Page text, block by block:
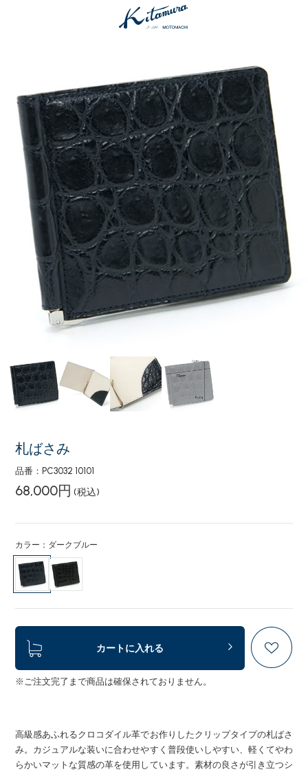
札ばさみ
品番：PC3032 10101
68,000円 (税込)
カラー：ダークブルー
カートに入れる
※ご注文完了まで商品は確保されておりません。
高級感あふれるクロコダイル革でお作りしたクリップタイプの札ばさ
み。カジュアルな装いに合わせやすく普段使いしやすい、軽くてやわ
らかいマットな質感の革を使用しています。素材の良さが引き立つシ